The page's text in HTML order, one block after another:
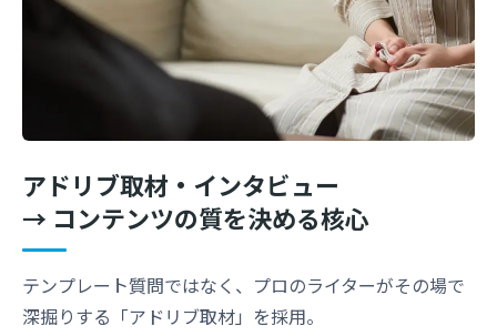
アドリブ取材・インタビュー
→ コンテンツの質を決める核心
テンプレート質問ではなく、プロのライターがその場で
深掘りする「アドリブ取材」を採用。